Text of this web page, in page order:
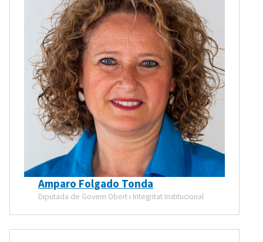
Amparo Folgado Tonda
Diputada de Govern Obert i Integritat Institucional